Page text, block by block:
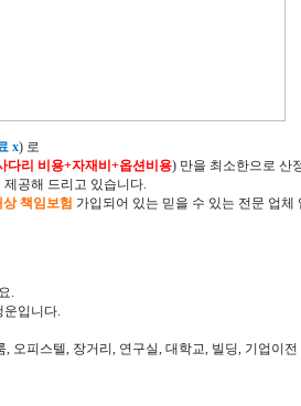
x) 로
다리 비용+자재비+옵션비용) 만을 최소한으로 산
공해 드리고 있습니다.
책임보험 가입되어 있는 믿을 수 있는 전문 업체
.
운입니다.
오피스텔, 장거리, 연구실, 대학교, 빌딩, 기업이